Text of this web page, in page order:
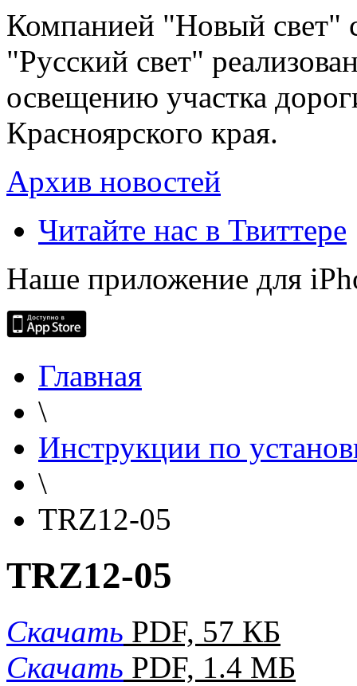
Компанией "Новый свет"
"Русский свет"
освещению участка
Красноярского края.
Архив новостей
Читайте нас в Твиттере
Наше приложение для
Главная
\
Инструкции по
\
TRZ12-05
TRZ12-05
Скачать PDF, 57 КБ
Скачать PDF, 1.4 МБ